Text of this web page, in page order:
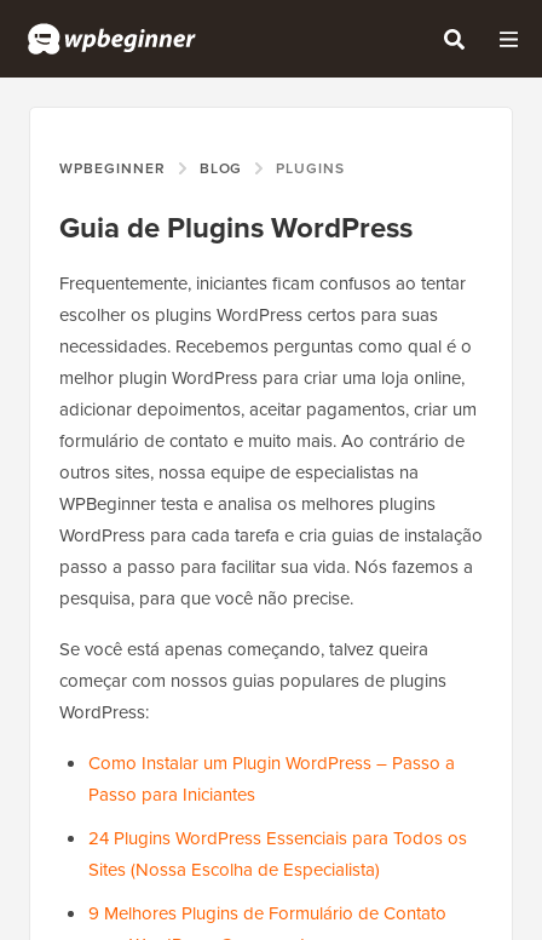
WPBEGINNER BLOG PLUGINS
Guia de Plugins WordPress
Frequentemente, iniciantes ficam confusos ao tentar
escolher os plugins WordPress certos para suas
necessidades. Recebemos perguntas como qual é o
melhor plugin WordPress para criar uma loja online,
adicionar depoimentos, aceitar pagamentos, criar um
formulário de contato e muito mais. Ao contrário de
outros sites, nossa equipe de especialistas na
WPBeginner testa e analisa os melhores plugins
WordPress para cada tarefa e cria guias de instalação
passo a passo para facilitar sua vida. Nós fazemos a
pesquisa, para que você não precise.
Se você está apenas começando, talvez queira
começar com nossos guias populares de plugins
WordPress:
Como Instalar um Plugin WordPress – Passo a
Passo para Iniciantes
24 Plugins WordPress Essenciais para Todos os
Sites (Nossa Escolha de Especialista)
9 Melhores Plugins de Formulário de Contato